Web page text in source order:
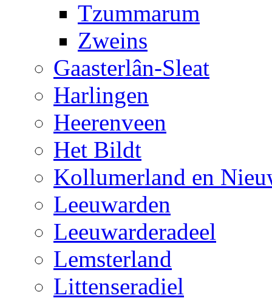
Tzummarum
Zweins
Gaasterlân-Sleat
Harlingen
Heerenveen
Het Bildt
Kollumerland en
Leeuwarden
Leeuwarderadeel
Lemsterland
Littenseradiel